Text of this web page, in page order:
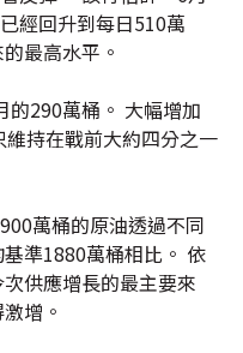
經回升到每日510萬
最高水平。
的290萬桶。 大幅增加
持在戰前大約四分之一
萬桶的原油透過不同
準1880萬桶相比。 依
供應增長的最主要來
增。